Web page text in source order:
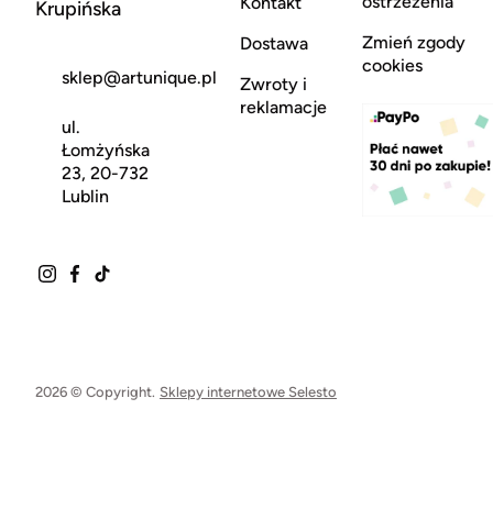
Krupińska
sklep@artunique.pl
ul.
Łomżyńska
23, 20-732
Lublin
Dostawa
Zwroty i
reklamacje
Zmień zgody
cookies
2026 © Copyright. Sklepy internetowe Selesto